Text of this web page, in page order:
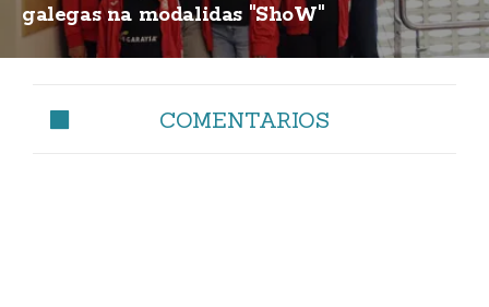
galegas na modalidas "ShoW"
COMENTARIOS